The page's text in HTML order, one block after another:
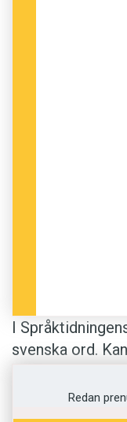
I
svenska ord.
några svårare.
Svenska
Redan